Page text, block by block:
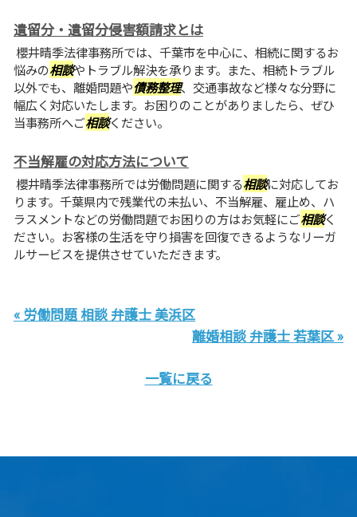
遺留分・遺留分侵害額請求とは
櫻井晴季法律事務所では、千葉市を中心に、相続に関するお
悩みの相談やトラブル解決を承ります。また、相続トラブル
以外でも、離婚問題や債務整理、交通事故など様々な分野に
幅広く対応いたします。お困りのことがありましたら、ぜひ
当事務所へご相談ください。
不当解雇の対応方法について
櫻井晴季法律事務所では労働問題に関する相談に対応してお
ります。千葉県内で残業代の未払い、不当解雇、雇止め、ハ
ラスメントなどの労働問題でお困りの方はお気軽にご相談く
ださい。お客様の生活を守り損害を回復できるようなリーガ
ルサービスを提供させていただきます。
« 労働問題 相談 弁護士 美浜区
離婚相談 弁護士 若葉区 »
一覧に戻る